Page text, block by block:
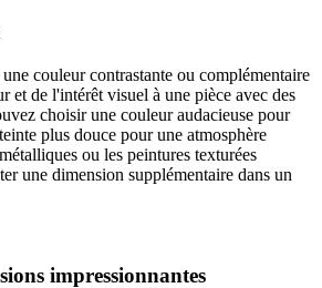
couleur contrastante ou complémentaire
et de l'intérêt visuel à une pièce avec des
choisir une couleur audacieuse pour
plus douce pour une atmosphère
ou les peintures texturées
une dimension supplémentaire dans un
impressionnantes